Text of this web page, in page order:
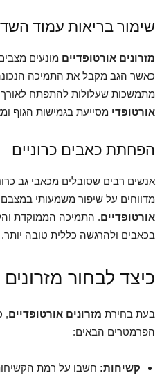
שימור בריאות עמוד
מזרונים אורטופדיים מונעים
כאשר הגב מקבל את התמיכה
מתמשכות שעלולות להתפתח
אורטופדי מסייעת בגמישות הגוף
הפחתת כאבים כרוניים
אנשים רבים שסובלים מכאבי גב
מדווחים על שיפור משמעותי
אורטופדיים. התמיכה הממוקדת
בכאבים ולהרגשה כללית טובה יותר.
כיצד לבחור
בעת בחירת מזרונים אורטופדיים,
הפרמטרים הבאים:
קשיחות: חשבו על רמת